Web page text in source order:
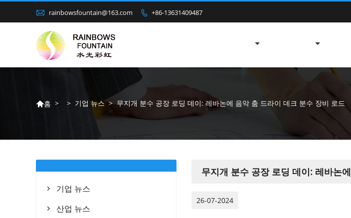
 rainbowsfountain@163.com  +86-13631409487
홈 > > 기업 뉴스 > 무지개 분수 공장 로딩 데이: 레바논에 음악 춤 드라이 데크 분수 장비 로드
무지개 분수 공장 로딩 데이: 레바논
26-07-2024
 기업 뉴스
 산업 뉴스